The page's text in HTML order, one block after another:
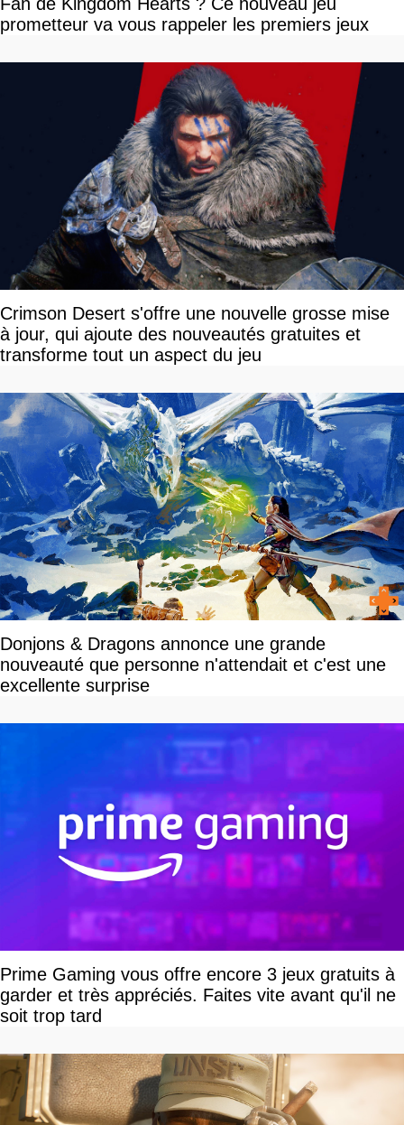
prometteur va vous rappeler les premiers jeux
Crimson Desert s'offre une nouvelle grosse mise
à jour, qui ajoute des nouveautés gratuites et
transforme tout un aspect du jeu
Donjons & Dragons annonce une grande
nouveauté que personne n'attendait et c'est une
excellente surprise
Prime Gaming vous offre encore 3 jeux gratuits à
garder et très appréciés. Faites vite avant qu'il ne
soit trop tard